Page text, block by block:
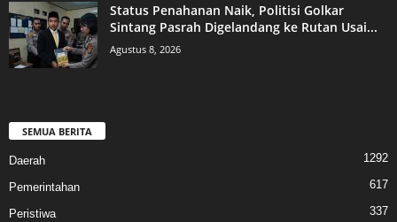
Status Penahanan Naik, Politisi Golkar
Sintang Pasrah Digelandang ke Rutan Usai...
Agustus 8, 2026
SEMUA BERITA
Daerah 1292
Pemerintahan 617
Peristiwa 337